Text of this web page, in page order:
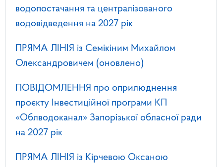
водопостачання та централізованого
водовідведення на 2027 рік
ПРЯМА ЛІНІЯ із Семікіним Михайлом
Олександровичем (оновлено)
ПОВІДОМЛЕННЯ про оприлюднення
проєкту Інвестиційної програми КП
«Облводоканал» Запорізької обласної ради
на 2027 рік
ПРЯМА ЛІНІЯ із Кірчевою Оксаною